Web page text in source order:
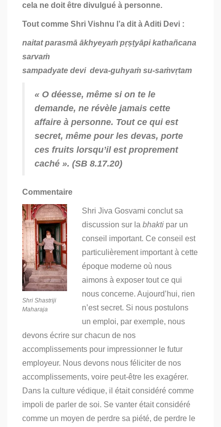
cela ne doit être divulgué à personne.
Tout comme Shri Vishnu l’a dit à Aditi Devi :
naitat parasmā ākhyeyaṁ pṛṣṭyāpi kathañcana
sarvaṁ
sampadyate devi deva-guhyaṁ su-saṁvṛtam
« O déesse, même si on te le
demande, ne révèle jamais cette
affaire à personne. Tout ce qui est
secret, même pour les devas, porte
ces fruits lorsqu’il est proprement
caché ». (SB 8.17.20)
Commentaire
Shri Shastriji
Maharaja
Shri Jiva Gosvami conclut sa
discussion sur la bhakti par un
conseil important. Ce conseil est
particulièrement important à cette
époque moderne où nous
aimons à exposer tout ce qui
nous concerne. Aujourd’hui, rien
n’est secret. Si nous postulons
un emploi, par exemple, nous
devons écrire sur chacun de nos
accomplissements pour impressionner le futur
employeur. Nous devons nous féliciter de nos
accomplissements, voire peut-être les exagérer.
Dans la culture védique, il était considéré comme
impoli de parler de soi. Se vanter était considéré
comme un moyen de perdre sa piété, de perdre le